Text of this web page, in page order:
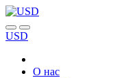
USD
О нас